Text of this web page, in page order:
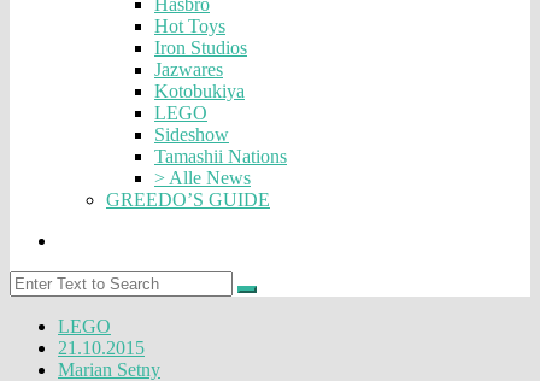
Hot Toys
Iron Studios
Jazwares
Kotobukiya
LEGO
Sideshow
Tamashii Nations
> Alle News
GREEDO’S GUIDE
LEGO
21.10.2015
Marian Setny